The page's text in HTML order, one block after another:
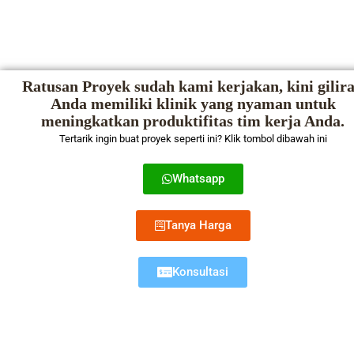
Ratusan Proyek sudah kami kerjakan, kini
Anda memiliki klinik yang nyaman untuk
meningkatkan produktifitas tim kerja Anda.
Tertarik ingin buat proyek seperti ini? Klik tombol dibawah ini
Whatsapp
Tanya Harga
Konsultasi